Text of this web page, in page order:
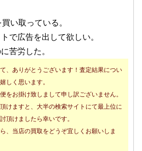
い取っている。
で広告を出して欲しい。
苦労した。
、ありがとうございます！査定結果につい
しく思います。
をお掛け致しまして申し訳ございません。
けますと、大半の検索サイトにて最上位に
頂けましたら幸いです。
、当店の買取をどうぞ宜しくお願いしま